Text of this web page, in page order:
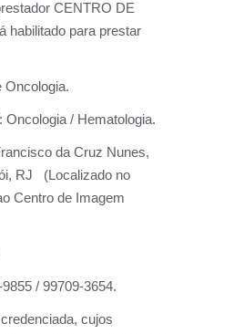
CENTRO DE
habilitado para prestar
Oncologia.
Oncologia / Hematologia.
da Cruz Nunes,
RJ (Localizado no
Centro de Imagem
/ 99709-3654.
cujos